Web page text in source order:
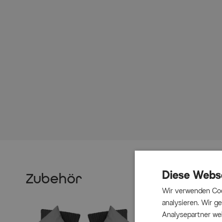
Zubehör Diese
Wir verwenden
analysieren. Wir
Analysepartner